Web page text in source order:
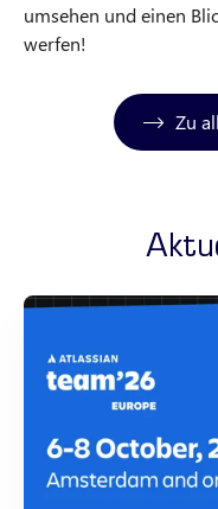
umsehen und einen
werfen!
Zu